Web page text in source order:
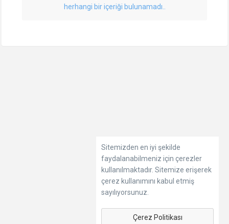
herhangi bir içeriği bulunamadı..
Sitemizden en iyi şekilde
faydalanabilmeniz için çerezler
kullanılmaktadır. Sitemize erişerek
çerez kullanımını kabul etmiş
sayılıyorsunuz.
Çerez Politikası